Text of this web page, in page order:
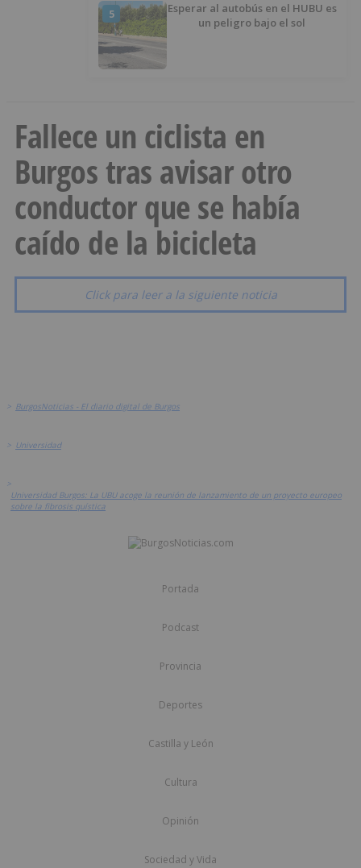
5
Esperar al autobús en el HUBU es
un peligro bajo el sol
Fallece un ciclista en
Burgos tras avisar otro
conductor que se había
caído de la bicicleta
Click para leer a la siguiente noticia
> BurgosNoticias - El diario digital de Burgos
> Universidad
>
Universidad Burgos: La UBU acoge la reunión de lanzamiento de un proyecto europeo
sobre la fibrosis quística
Portada
Podcast
Provincia
Deportes
Castilla y León
Cultura
Opinión
Sociedad y Vida